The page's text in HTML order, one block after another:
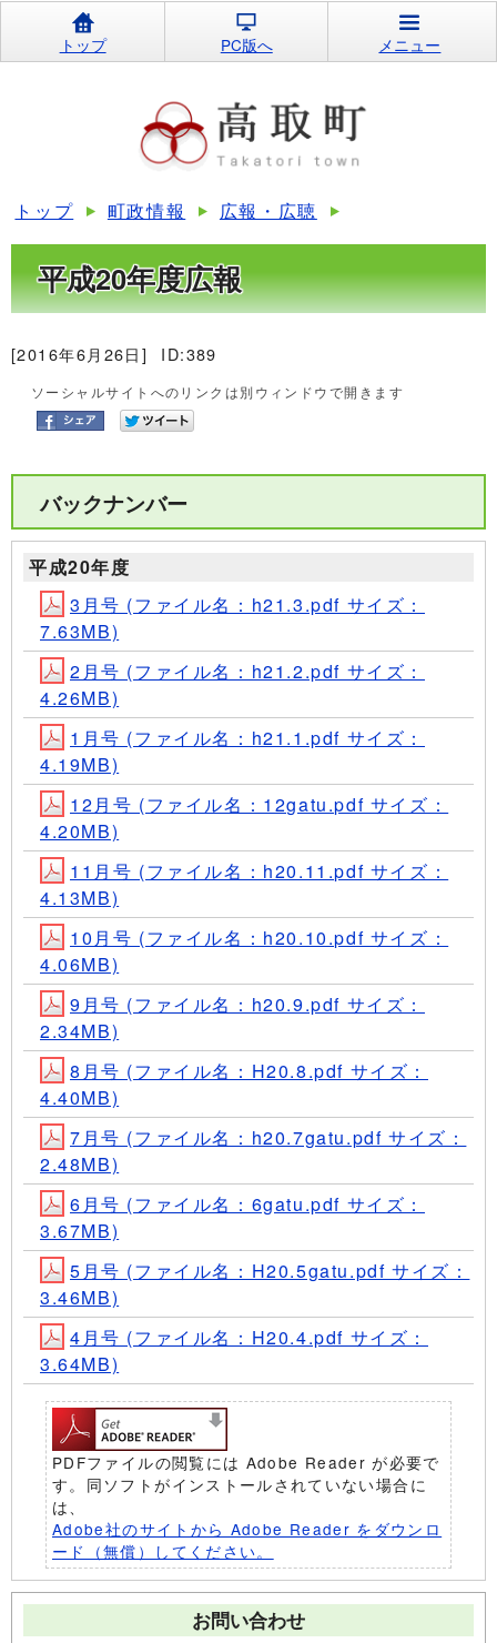
トップ PC版へ メニュー
トップ 町政情報 広報・広聴
平成20年度広報
[2016年6月26日] ID:389
ソーシャルサイトへのリンクは別ウィンドウで開きます
バックナンバー
平成20年度
3月号 (ファイル名：h21.3.pdf サイズ：
7.63MB)
2月号 (ファイル名：h21.2.pdf サイズ：
4.26MB)
1月号 (ファイル名：h21.1.pdf サイズ：
4.19MB)
12月号 (ファイル名：12gatu.pdf サイズ：
4.20MB)
11月号 (ファイル名：h20.11.pdf サイズ：
4.13MB)
10月号 (ファイル名：h20.10.pdf サイズ：
4.06MB)
9月号 (ファイル名：h20.9.pdf サイズ：
2.34MB)
8月号 (ファイル名：H20.8.pdf サイズ：
4.40MB)
7月号 (ファイル名：h20.7gatu.pdf サイズ：
2.48MB)
6月号 (ファイル名：6gatu.pdf サイズ：
3.67MB)
5月号 (ファイル名：H20.5gatu.pdf サイズ：
3.46MB)
4月号 (ファイル名：H20.4.pdf サイズ：
3.64MB)
PDFファイルの閲覧には Adobe Reader が必要で
す。同ソフトがインストールされていない場合に
は、
Adobe社のサイトから Adobe Reader をダウンロ
ード（無償）してください。
お問い合わせ